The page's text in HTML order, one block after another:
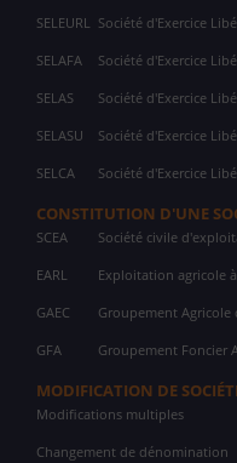
SELEURL Société d'Exercice
SELAFA Société d'Exercice
SELAS Société d'Exercice
SELASU Société d'Exercice
SELCA Société d'Exercice
CONSTITUTION D'UNE
SCEA Société civile
EARL Exploitation agricole
GAEC Groupement
GFA Groupement Foncier
MODIFICATION DE
Modifications multiples
Changement de dénomination